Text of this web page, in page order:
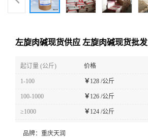
左旋肉碱现货供应 左旋肉碱现货批发
起订量 (公斤) 价格
1-100 ￥128 /公斤
100-1000 ￥126 /公斤
≥1000 ￥124 /公斤
品牌： 重庆天润